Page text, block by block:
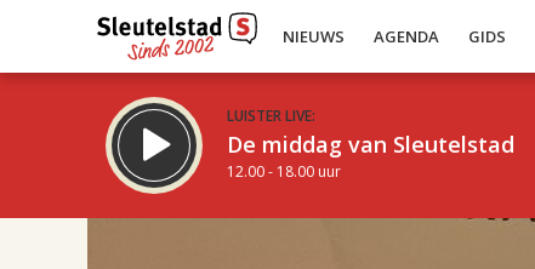
NIEUWS AGENDA GIDS
LUISTER LIVE:
De middag van Sleutelstad
12.00 - 18.00 uur